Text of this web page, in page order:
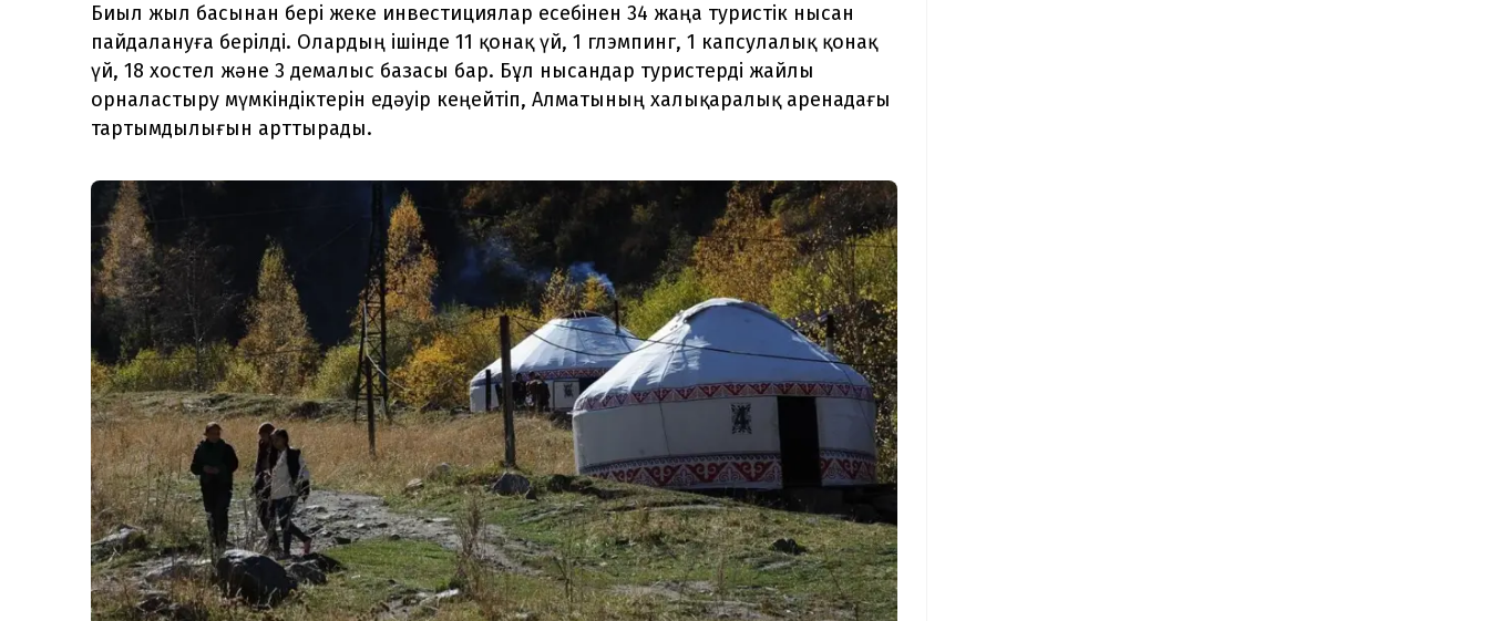
Биыл жыл басынан бері жеке инвестициялар есебінен 34 жаңа туристік нысан
пайдалануға берілді. Олардың ішінде 11 қонақ үй, 1 глэмпинг, 1 капсулалық қонақ
үй, 18 хостел және 3 демалыс базасы бар. Бұл нысандар туристерді жайлы
орналастыру мүмкіндіктерін едәуір кеңейтіп, Алматының халықаралық аренадағы
тартымдылығын арттырады.